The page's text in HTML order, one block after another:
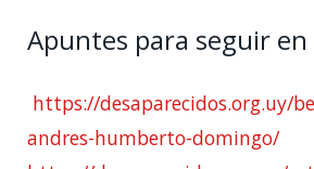
Apuntes para seguir
https://desaparecidos.org.uy/
andres-humberto-domingo/